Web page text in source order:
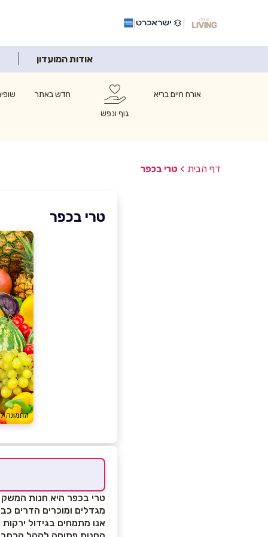
אודות המועדון
אורח חיים בריא
גוף ונפש
חדש באתר
דף הבית > טרי בכפר
טרי בכפר
טרי בכפר היא חנות
מגדלים ומוכרים הדרים כבר 60
אנו מתמחים בגידול